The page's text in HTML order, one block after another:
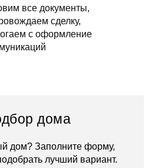
все документы,
сделку,
с оформление
дома
дом? Заполните форму,
лучший вариант.